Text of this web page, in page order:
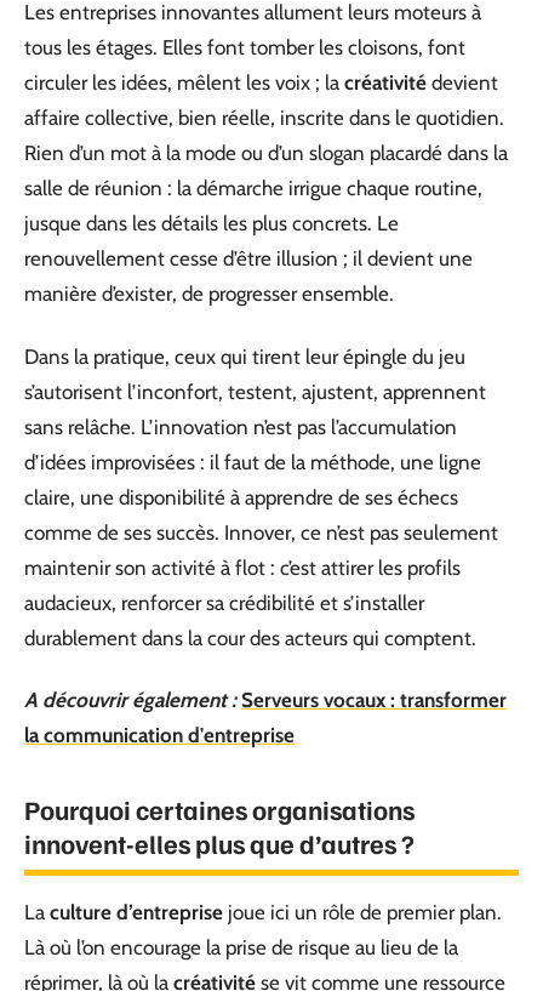
Les entreprises innovantes allument leurs moteurs à
tous les étages. Elles font tomber les cloisons, font
circuler les idées, mêlent les voix ; la créativité devient
affaire collective, bien réelle, inscrite dans le quotidien.
Rien d’un mot à la mode ou d’un slogan placardé dans la
salle de réunion : la démarche irrigue chaque routine,
jusque dans les détails les plus concrets. Le
renouvellement cesse d’être illusion ; il devient une
manière d’exister, de progresser ensemble.
Dans la pratique, ceux qui tirent leur épingle du jeu
s’autorisent l’inconfort, testent, ajustent, apprennent
sans relâche. L’innovation n’est pas l’accumulation
d’idées improvisées : il faut de la méthode, une ligne
claire, une disponibilité à apprendre de ses échecs
comme de ses succès. Innover, ce n’est pas seulement
maintenir son activité à flot : c’est attirer les profils
audacieux, renforcer sa crédibilité et s’installer
durablement dans la cour des acteurs qui comptent.
A découvrir également : Serveurs vocaux : transformer
la communication d'entreprise
Pourquoi certaines organisations
innovent-elles plus que d’autres ?
La culture d’entreprise joue ici un rôle de premier plan.
Là où l’on encourage la prise de risque au lieu de la
réprimer, là où la créativité se vit comme une ressource